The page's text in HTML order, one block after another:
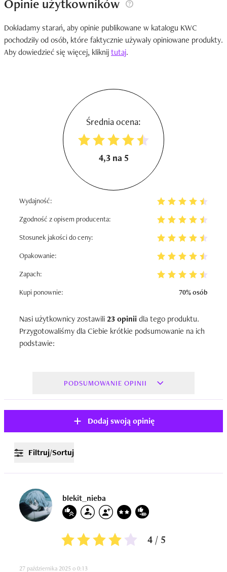
Opinie użytkowników
Dokładamy starań, aby opinie publikowane w katalogu KWC
pochodziły od osób, które faktycznie używały opiniowane produkty.
Aby dowiedzieć się więcej, kliknijtutaj.
Średnia ocena:
4,3 na 5
Wydajność:
Zgodność z opisem producenta:
Stosunek jakości do ceny:
Opakowanie:
Zapach:
Kupi ponownie:
70% osób
Nasi użytkownicy zostawili23 opiniidla tego produktu.
Przygotowaliśmy dla Ciebie krótkie podsumowanie na ich
podstawie:
PODSUMOWANIE OPINII
Dodaj swoją opinię
Filtruj/Sortuj
blekit_nieba
4 / 5
27 października 2025 o 0:13